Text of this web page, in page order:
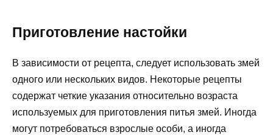
Приготовление настойки
В зависимости от рецепта, следует использовать змей
одного или нескольких видов. Некоторые рецепты
содержат четкие указания относительно возраста
используемых для приготовления питья змей. Иногда
могут потребоваться взрослые особи, а иногда